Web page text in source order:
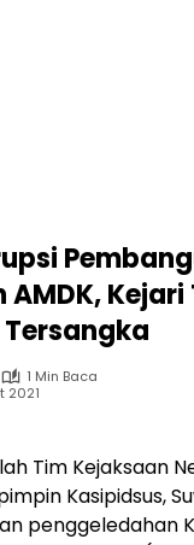
AMDK,
1 Min Baca
2021
Tim Kejaksaan
Kasipidsus,
penggeledahan